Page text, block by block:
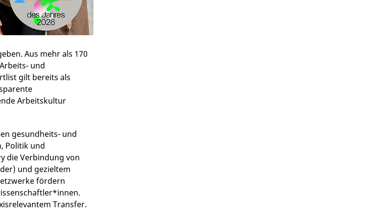
Aus mehr als 170
und
gilt bereits als
Arbeitskultur
gesundheits- und
Politik und
die Verbindung von
und gezieltem
fördern
Transfer.